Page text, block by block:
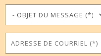
Objet du message *
Téléphone
Adresse de courriel*
Commune